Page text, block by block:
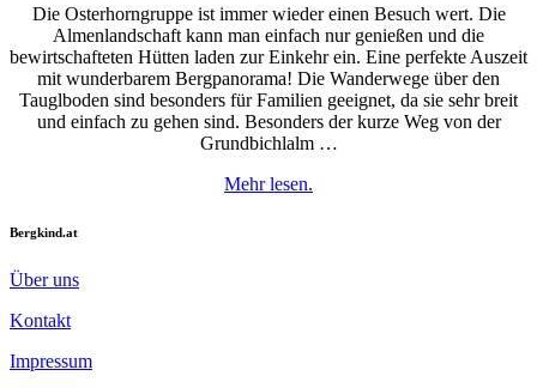
Die Osterhorngruppe ist immer wieder einen Besuch wert. Die
Almenlandschaft kann man einfach nur genießen und die
bewirtschafteten Hütten laden zur Einkehr ein. Eine perfekte Auszeit
mit wunderbarem Bergpanorama! Die Wanderwege über den
Tauglboden sind besonders für Familien geeignet, da sie sehr breit
und einfach zu gehen sind. Besonders der kurze Weg von der
Grundbichlalm …
Mehr lesen.
Bergkind.at
Über uns
Kontakt
Impressum